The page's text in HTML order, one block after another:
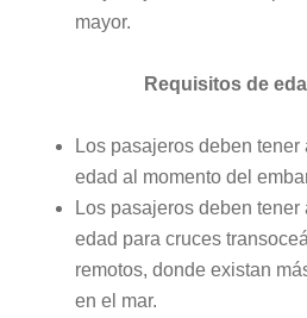
mayor.
Requisitos de
Los pasajeros deben
edad al momento del
Los pasajeros deben
edad para cruces
remotos, donde existan
en el mar.